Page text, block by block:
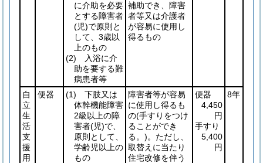
に介助を必要
とする障害者
(児)で原則と
して、3歳以
上のもの
(2) 入浴に介
助を要する難
病患者等
補助でき、障害
者等又は介護者
が容易に使用し
得るもの
自
立
生
活
支
援
用
便器 (1) 下肢又は
体幹機能障害
2級以上の障
害者(児)で、
原則として、
学齢児以上の
もの
障害者等が容易
に使用し得るも
の(手すりをつけ
ることができ
る。)。ただし、
取替えに当たり
住宅改修を伴う
便器
4,450
円
手すり
5,400
円
8年